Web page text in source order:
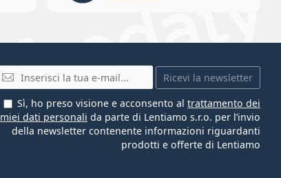
E-mail
Ricevi la newsletter
Sì, ho preso visione e acconsento al trattamento dei
miei dati personali da parte di Lentiamo s.r.o. per l’invio
della newsletter contenente informazioni riguardanti
prodotti e offerte di Lentiamo